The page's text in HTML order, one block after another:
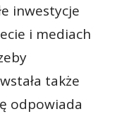
inwestycje
i mediach
także
odpowiada